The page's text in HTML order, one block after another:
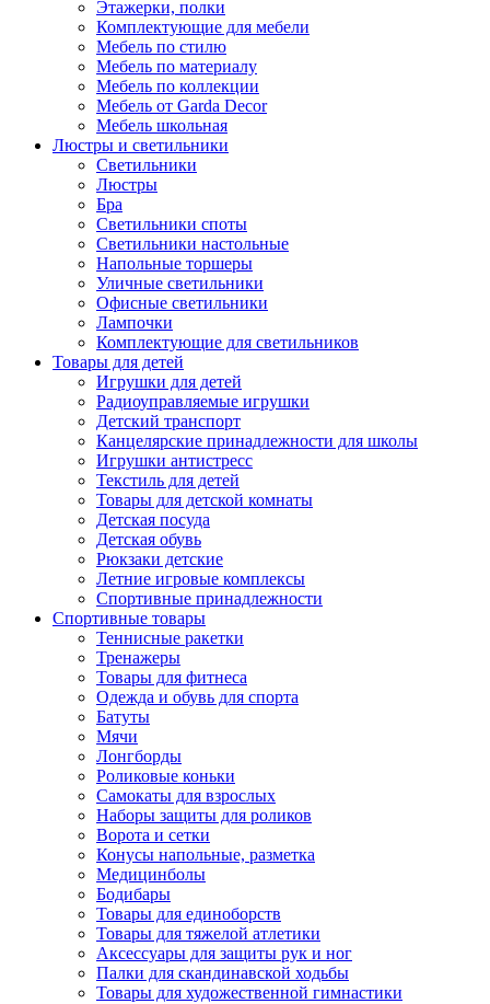
Этажерки, полки
Комплектующие для мебели
Мебель по стилю
Мебель по материалу
Мебель по коллекции
Мебель от Garda Decor
Мебель школьная
Люстры и светильники
Светильники
Люстры
Бра
Светильники споты
Светильники настольные
Напольные торшеры
Уличные светильники
Офисные светильники
Лампочки
Комплектующие для светильников
Товары для детей
Игрушки для детей
Радиоуправляемые игрушки
Детский транспорт
Канцелярские принадлежности для школы
Игрушки антистресс
Текстиль для детей
Товары для детской комнаты
Детская посуда
Детская обувь
Рюкзаки детские
Летние игровые комплексы
Спортивные принадлежности
Спортивные товары
Теннисные ракетки
Тренажеры
Товары для фитнеса
Одежда и обувь для спорта
Батуты
Мячи
Лонгборды
Роликовые коньки
Самокаты для взрослых
Наборы защиты для роликов
Ворота и сетки
Конусы напольные, разметка
Медицинболы
Бодибары
Товары для единоборств
Товары для тяжелой атлетики
Аксессуары для защиты рук и ног
Палки для скандинавской ходьбы
Товары для художественной гимнастики